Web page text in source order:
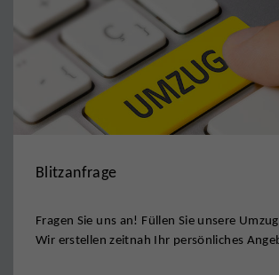
Blitzanfrage
Fragen Sie uns an! Füllen Sie unsere
Wir erstellen zeitnah Ihr persönliches